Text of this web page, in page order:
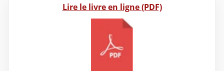
Lire le livre en ligne (PDF)